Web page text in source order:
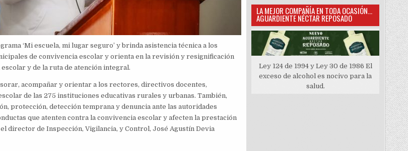
‘Mi escuela, mi lugar seguro’ y brinda asistencia técnica a los
de convivencia escolar y orienta en la revisión y resignificación
y de la ruta de atención integral.
acompañar y orientar a los rectores, directivos docentes,
de las 275 instituciones educativas rurales y urbanas. También,
protección, detección temprana y denuncia ante las autoridades
que atenten contra la convivencia escolar y afecten la prestación
director de Inspección, Vigilancia, y Control, José Agustín Devia
LA MEJOR COMPAÑÍA EN TODA OCASIÓN…
AGUARDIENTE NÉCTAR REPOSADO
Ley 124 de 1994 y Ley 30 de 1986 El
exceso de alcohol es nocivo para la
salud.